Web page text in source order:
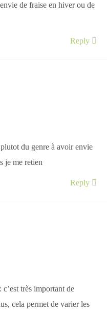
de fraise en hiver ou de
Reply
du genre à avoir envie
je me retien
Reply
très important de
cela permet de varier les